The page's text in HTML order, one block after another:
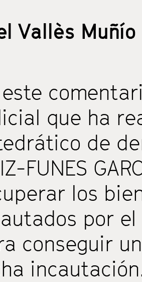
Vallès Muñío
este
que ha
de
FUNES
los
por
conseguir